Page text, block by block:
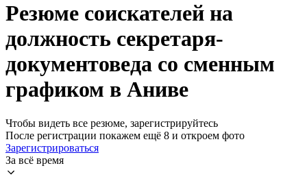
Резюме соискателей на
должность секретаря-
документоведа со сменным
графиком в Аниве
Чтобы видеть все резюме, зарегистрируйтесь
После регистрации покажем ещё 8 и откроем фото
Зарегистрироваться
За всё время